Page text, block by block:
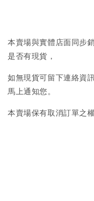
本賣場與實體店面同步
是否有現貨，
如無現貨可留下連絡資
馬上通知您。
本賣場保有取消訂單之